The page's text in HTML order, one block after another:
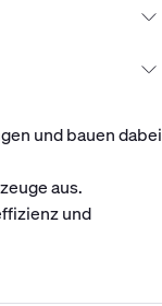
und bauen dabei
aus.
und